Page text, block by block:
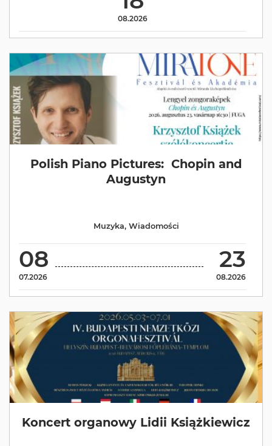
08.2026
Polish Piano Pictures: Chopin and
Augustyn
08
07.2026
23
08.2026
Muzyka, Wiadomości
Koncert organowy Lidii Książkiewicz